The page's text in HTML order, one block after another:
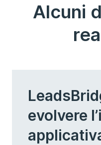
Alcuni
evolvere